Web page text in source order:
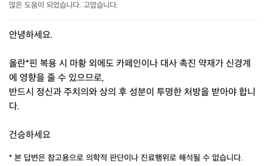
많은 도움이 되었습니다. 고맙습니다.
안녕하세요.
올란*핀 복용 시 마황 외에도 카페인이나 대사 촉진 약재가 신경계
에 영향을 줄 수 있으므로,
반드시 정신과 주치의와 상의 후 성분이 투명한 처방을 받아야 합니
다.
건승하세요
* 본 답변은 참고용으로 의학적 판단이나 진료행위로 해석될 수 없습니다.